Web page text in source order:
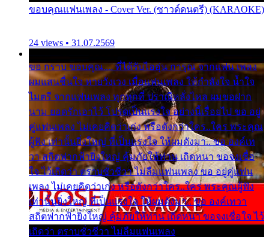
ขอบคุณแฟนเพลง - Cover Ver. (ซาวด์ดนตรี) (KARAOKE)
24 views • 31.07.2569
ขอ กราบ ขอบคุณ.... ที่ได้รับไออุ่น การุณ จากแฟน เพลง
ผมแสนชื่นใจ หายวังเวง เมื่อแฟนเพลง ให้กำลังใจ น้ำใจ
ไมตรี จากแฟนเพลง ทุกทุกที่ ปราณีหลั่งไหล ผมขอฝาก
นาม ยอดรักเอาไว้ โปรดเป็นแรงใจ อย่างนี้เรื่อยไป ขอ อยู่
คู่แฟนเพลง ไม่เคยคิดว่าเก่ง หรือดังกว่าใคร..ใคร พระคุณ
ผู้ฟัง เท่านั้นยิ่งใหญ่ ที่เป็นแรงใจ ให้ผมดังมา.. ขอ องค์เท
วา สถิตฟากฟ้ายิ่งใหญ่ คุ้มภัยให้ท่าน เถิดหนา ขอจงเชื่อ
ใจ ไว้เถิดว่า ตราบชั่วชีวา ไม่ลืมแฟนเพลง ขอ อยู่คู่แฟน
เพลง ไม่เคยคิดว่าเก่ง หรือดังกว่าใคร..ใคร พระคุณผู้ฟัง
เท่านั้นยิ่งใหญ่ ที่เป็นแรงใจ ให้ผมดังมา.. ขอ องค์เทวา
สถิตฟากฟ้ายิ่งใหญ่ คุ้มภัยให้ท่าน เถิดหนา ขอจงเชื่อใจ ไว้
เถิดว่า ตราบชั่วชีวา ไม่ลืมแฟนเพลง